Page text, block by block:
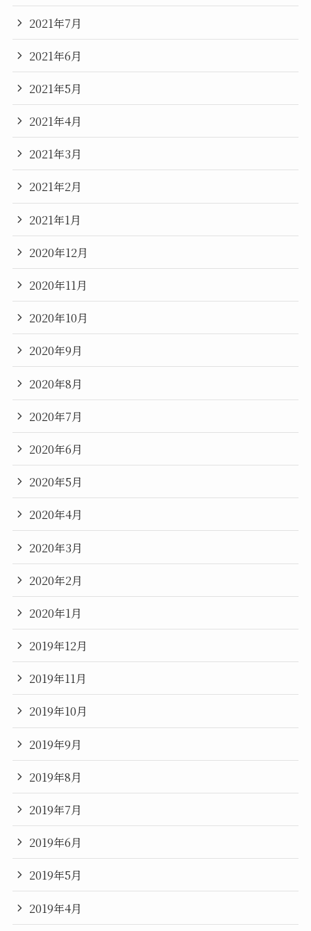
2021年7月
2021年6月
2021年5月
2021年4月
2021年3月
2021年2月
2021年1月
2020年12月
2020年11月
2020年10月
2020年9月
2020年8月
2020年7月
2020年6月
2020年5月
2020年4月
2020年3月
2020年2月
2020年1月
2019年12月
2019年11月
2019年10月
2019年9月
2019年8月
2019年7月
2019年6月
2019年5月
2019年4月